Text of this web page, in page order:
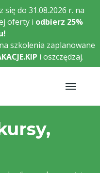
się do 31.08.2026 r. na
oferty i odbierz 25%
szkolenia zaplanowane
i oszczędzaj.